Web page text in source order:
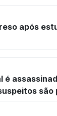
após
é
são